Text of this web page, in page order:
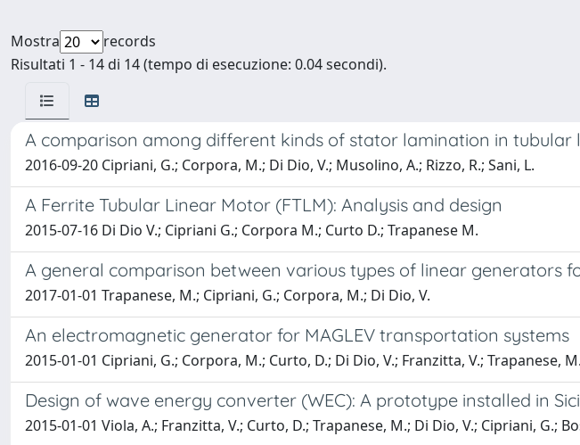
Mostra
records
Risultati 1 - 14 di 14 (tempo di esecuzione: 0.04 secondi).
A comparison among different kinds of stator lamination in tubular
2016-09-20 Cipriani, G.; Corpora, M.; Di Dio, V.; Musolino, A.; Rizzo, R.; Sani, L.
A Ferrite Tubular Linear Motor (FTLM): Analysis and design
2015-07-16 Di Dio V.; Cipriani G.; Corpora M.; Curto D.; Trapanese M.
A general comparison between various types of linear generators
2017-01-01 Trapanese, M.; Cipriani, G.; Corpora, M.; Di Dio, V.
An electromagnetic generator for MAGLEV transportation systems
2015-01-01 Cipriani, G.; Corpora, M.; Curto, D.; Di Dio, V.; Franzitta, V.; Trapanese, M.
Design of wave energy converter (WEC): A prototype installed in
2015-01-01 Viola, A.; Franzitta, V.; Curto, D.; Trapanese, M.; Di Dio, V.; Cipriani, G.;